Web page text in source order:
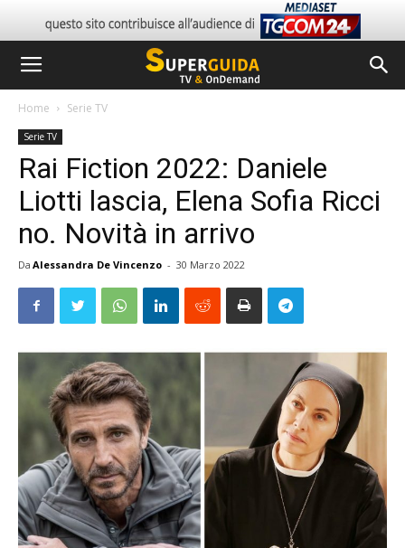
Home Serie TV
Serie TV
Rai Fiction 2022: Daniele
Liotti lascia, Elena Sofia Ricci
no. Novità in arrivo
Da Alessandra De Vincenzo - 30 Marzo 2022